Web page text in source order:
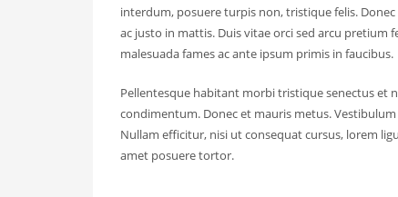
interdum, posuere turpis non, tristique felis.
ac justo in mattis. Duis vitae orci sed arcu
malesuada fames ac ante ipsum primis in faucibus.
Pellentesque habitant morbi tristique senectus et
condimentum. Donec et mauris metus.
Nullam efficitur, nisi ut consequat cursus, lorem
amet posuere tortor.